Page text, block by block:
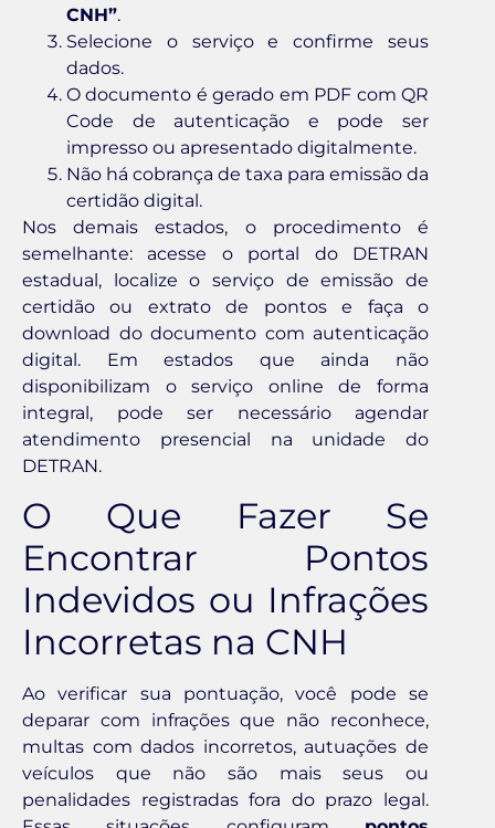
CNH”.
Selecione o serviço e confirme seus
dados.
O documento é gerado em PDF com QR
Code de autenticação e pode ser
impresso ou apresentado digitalmente.
Não há cobrança de taxa para emissão da
certidão digital.
Nos demais estados, o procedimento é
semelhante: acesse o portal do DETRAN
estadual, localize o serviço de emissão de
certidão ou extrato de pontos e faça o
download do documento com autenticação
digital. Em estados que ainda não
disponibilizam o serviço online de forma
integral, pode ser necessário agendar
atendimento presencial na unidade do
DETRAN.
O Que Fazer Se
Encontrar Pontos
Indevidos ou Infrações
Incorretas na CNH
Ao verificar sua pontuação, você pode se
deparar com infrações que não reconhece,
multas com dados incorretos, autuações de
veículos que não são mais seus ou
penalidades registradas fora do prazo legal.